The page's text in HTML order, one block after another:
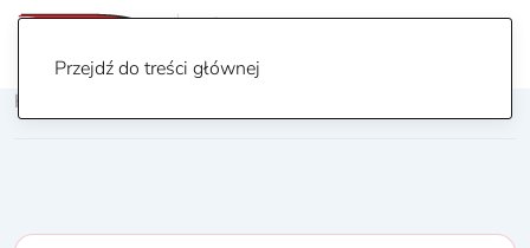
Przejdź do treści głównej
Home